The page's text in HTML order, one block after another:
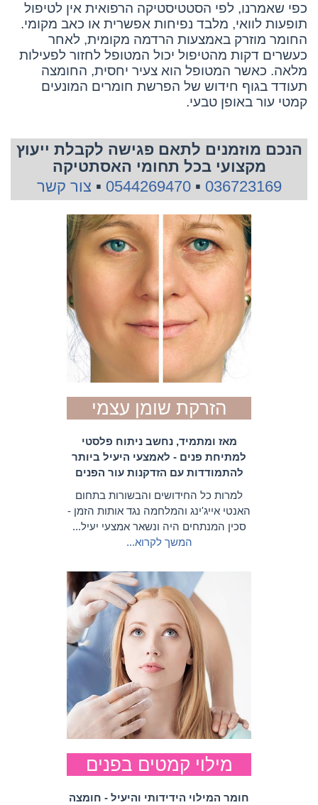
כפי שאמרנו, לפי הסטטיסטיקה הרפואית אין לטיפול
תופעות לוואי, מלבד נפיחות אפשרית או כאב מקומי.
החומר מוזרק באמצעות הרדמה מקומית, לאחר
כעשרים דקות מהטיפול יכול המטופל לחזור לפעילות
מלאה. כאשר המטופל הוא צעיר יחסית, החומצה
תעודד בגוף חידוש של הפרשת חומרים המונעים
קמטי עור באופן טבעי.
הנכם מוזמנים לתאם פגישה לקבלת ייעוץ
מקצועי בכל תחומי האסתטיקה
036723169
▪
0544269470
▪ צור קשר
הזרקת שומן עצמי
מאז ומתמיד, נחשב ניתוח פלסטי
למתיחת פנים - לאמצעי היעיל ביותר
להתמודדות עם הזדקנות עור הפנים
למרות כל החידושים והבשורות בתחום
האנטי אייג'ינג והמלחמה נגד אותות הזמן -
סכין המנתחים היה ונשאר אמצעי יעיל...
המשך לקרוא...
מילוי קמטים בפנים
חומר המילוי הידידותי והיעיל - חומצה